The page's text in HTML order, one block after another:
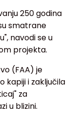
250 godina
smatrane
navodi se u
projekta.
(FAA) je
kapiji i zaključila
za
u blizini.